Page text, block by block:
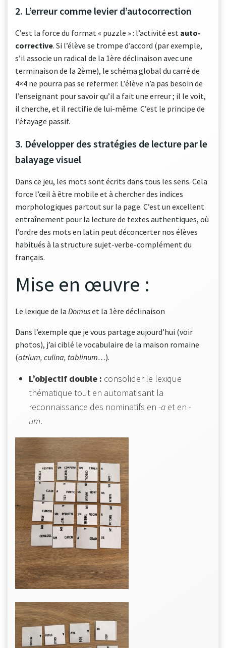
2. L’erreur comme levier d’autocorrection
C’est la force du format « puzzle » : l’activité est auto-
corrective. Si l’élève se trompe d’accord (par exemple,
s’il associe un radical de la 1ère déclinaison avec une
terminaison de la 2ème), le schéma global du carré de
4×4 ne pourra pas se refermer. L’élève n’a pas besoin de
l’enseignant pour savoir qu’il a fait une erreur ; il le voit,
il cherche, et il rectifie de lui-même. C’est le principe de
l’étayage passif.
3. Développer des stratégies de lecture par le
balayage visuel
Dans ce jeu, les mots sont écrits dans tous les sens. Cela
force l’œil à être mobile et à chercher des indices
morphologiques partout sur la page. C’est un excellent
entraînement pour la lecture de textes authentiques, où
l’ordre des mots en latin peut déconcerter nos élèves
habitués à la structure sujet-verbe-complément du
français.
Mise en œuvre :
Le lexique de la Domuset la 1ère déclinaison
Dans l’exemple que je vous partage aujourd’hui (voir
photos), j’ai ciblé le vocabulaire de la maison romaine
(atrium, culina, tablinum…).
L’objectif double : consolider le lexique
thématique tout en automatisant la
reconnaissance des nominatifs en -a et en -
um.